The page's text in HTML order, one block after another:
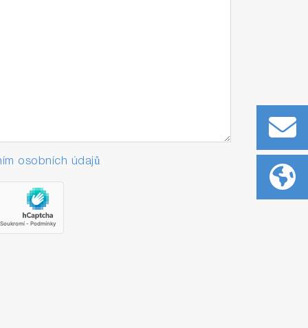
osobních údajů